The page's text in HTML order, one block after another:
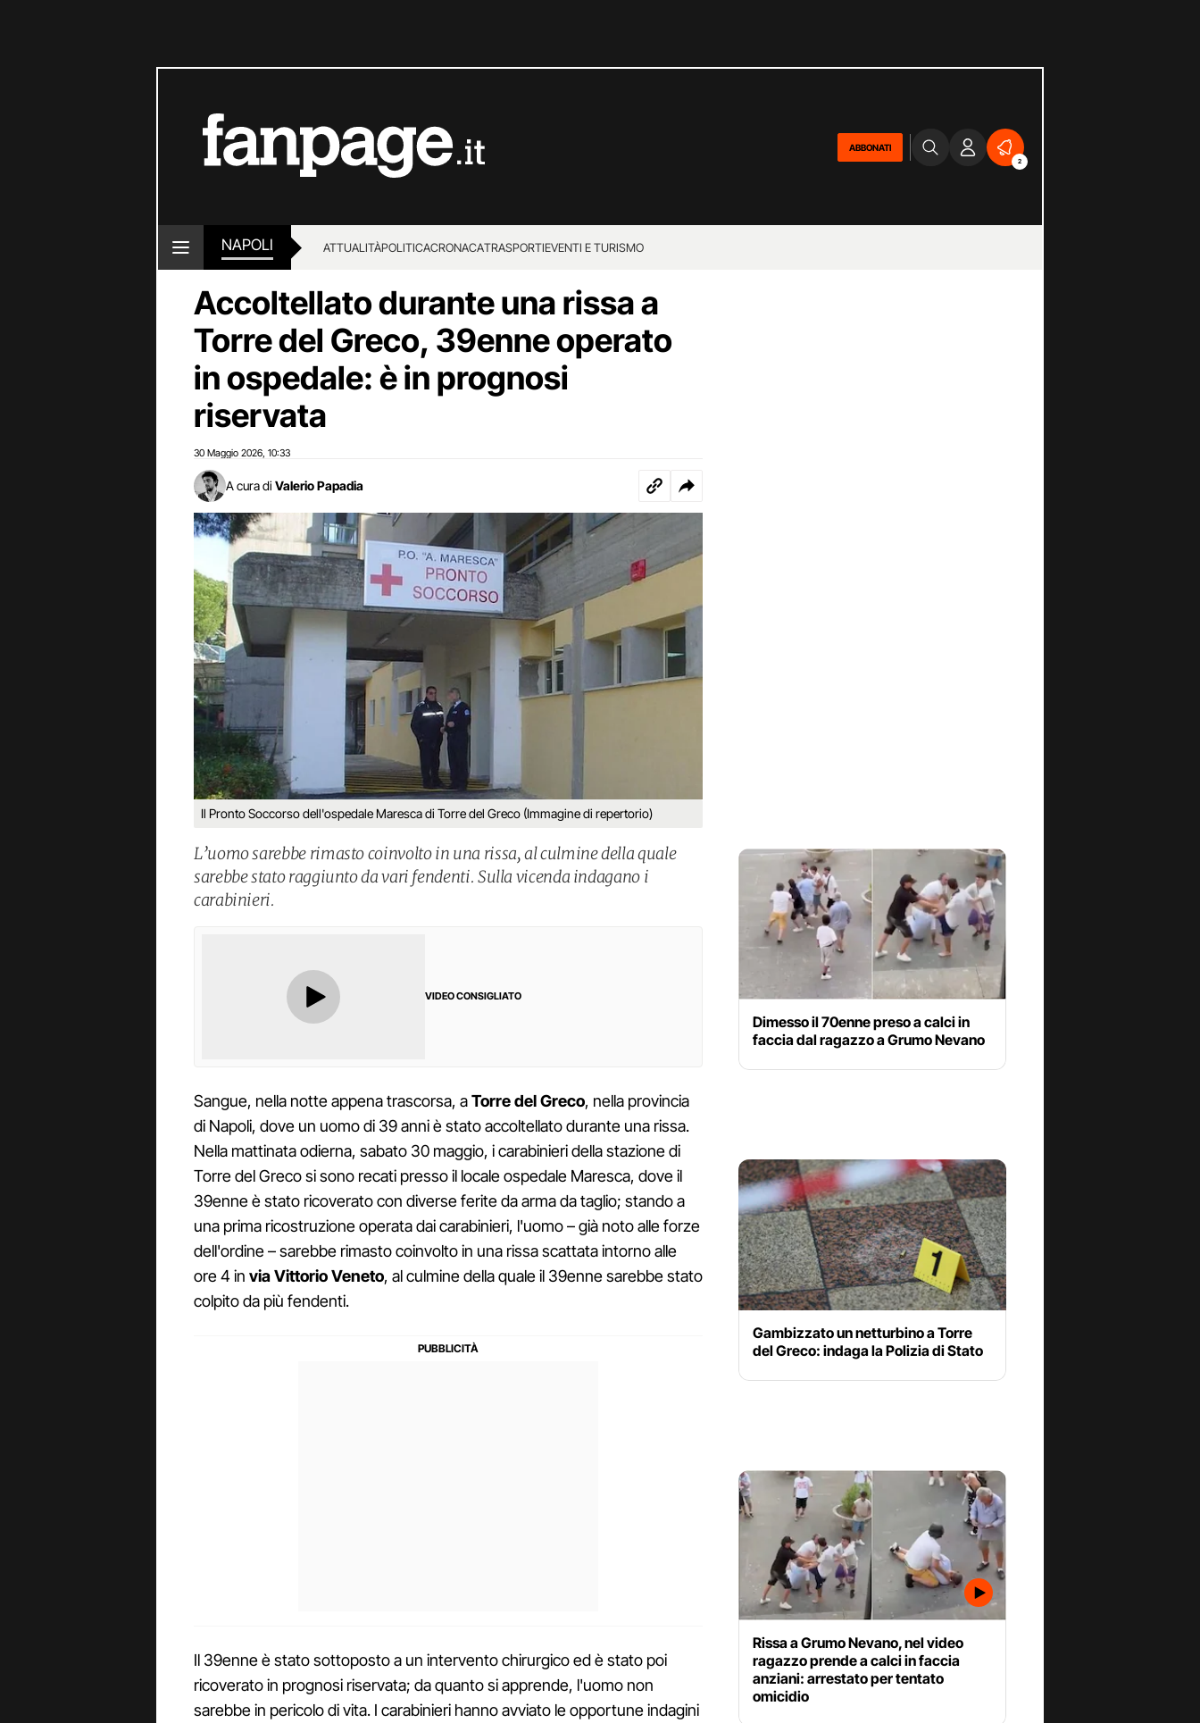
ABBONATI
2
NAPOLI ATTUALITÀPOLITICACRONACATRASPORTIEVENTI E TURISMO
Accoltellato durante una rissa a
Torre del Greco, 39enne operato
in ospedale: è in prognosi
riservata
30 Maggio 2026 10:33
A cura di Valerio Papadia
Il Pronto Soccorso dell'ospedale Maresca di Torre del Greco (Immagine di repertorio)
L’uomo sarebbe rimasto coinvolto in una rissa, al culmine della quale
sarebbe stato raggiunto da vari fendenti. Sulla vicenda indagano i
carabinieri.
VIDEO CONSIGLIATO
Sangue, nella notte appena trascorsa, aTorre del Greco, nella provincia
di Napoli, dove un uomo di 39 anni è stato accoltellato durante una rissa.
Nella mattinata odierna, sabato 30 maggio, i carabinieri della stazione di
Torre del Greco si sono recati presso il locale ospedale Maresca, dove il
39enne è stato ricoverato con diverse ferite da arma da taglio; stando a
una prima ricostruzione operata dai carabinieri, l'uomo – già noto alle forze
dell'ordine – sarebbe rimasto coinvolto in una rissa scattata intorno alle
ore 4 in via Vittorio Veneto, al culmine della quale il 39enne sarebbe stato
colpito da più fendenti.
Il 39enne è stato sottoposto a un intervento chirurgico ed è stato poi
ricoverato in prognosi riservata; da quanto si apprende, l'uomo non
sarebbe in pericolo di vita. I carabinieri hanno avviato le opportune indagini
Dimesso il 70enne preso a calci in
faccia dal ragazzo a Grumo Nevano
Gambizzato un netturbino a Torre
del Greco: indaga la Polizia di Stato
Rissa a Grumo Nevano, nel video
ragazzo prende a calci in faccia
anziani: arrestato per tentato
omicidio